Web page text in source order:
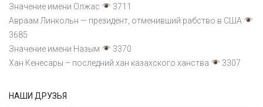
Значение имени Олжас
3711
Авраам Линкольн — президент, отменивший рабство в США
3685
Значение имени Назым
3370
Хан Кенесары – последний хан казахского ханства
3307
НАШИ ДРУЗЬЯ